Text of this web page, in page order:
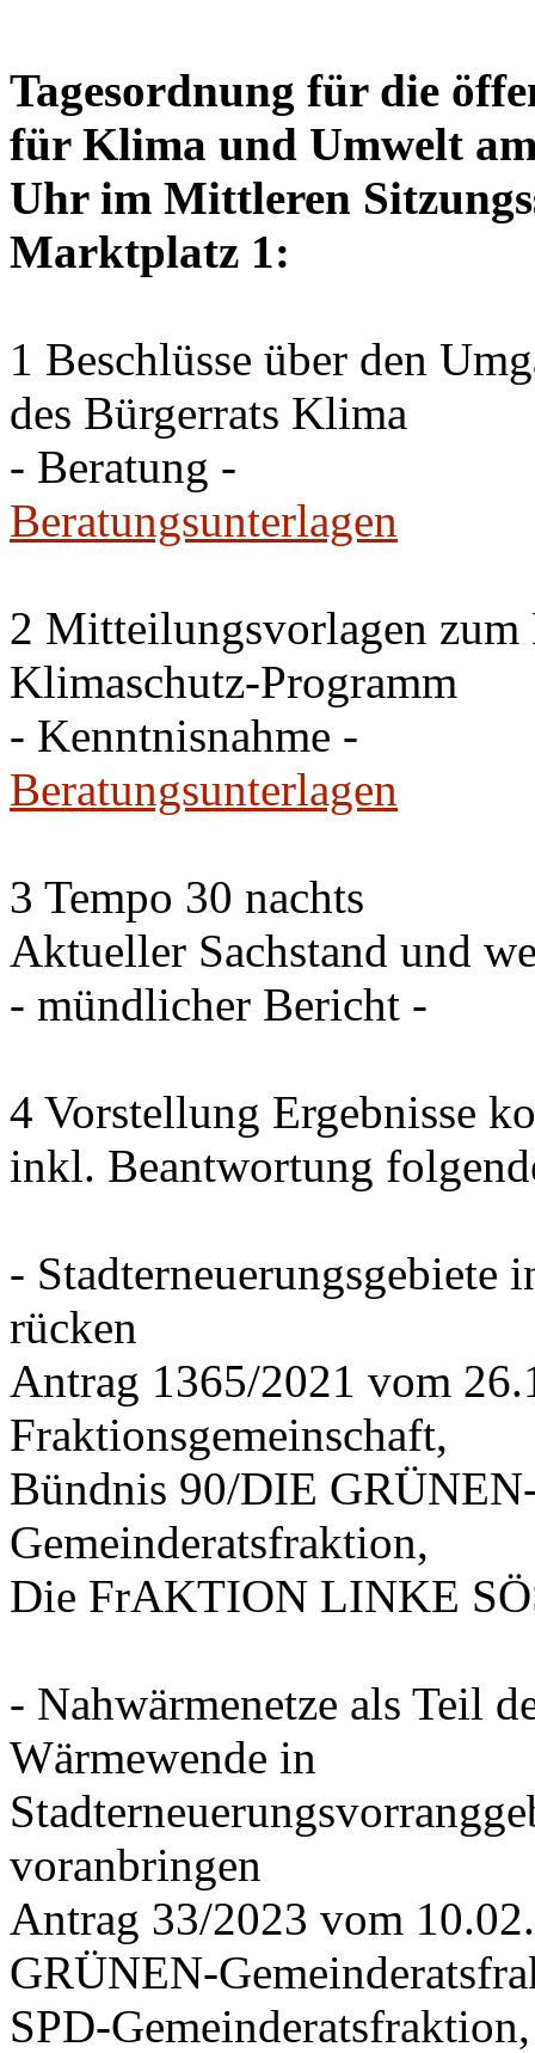
Tagesordnung für die
für Klima und Umwelt
Uhr im Mittleren
Marktplatz 1:
1 Beschlüsse über den
des Bürgerrats Klima
- Beratung -
Beratungsunterlagen
2 Mitteilungsvorlagen zum
Klimaschutz-Programm
- Kenntnisnahme -
Beratungsunterlagen
3 Tempo 30 nachts
Aktueller Sachstand und
- mündlicher Bericht -
4 Vorstellung Ergebnisse
inkl. Beantwortung
- Stadterneuerungsgebiete
rücken
Antrag 1365/2021 vom
Fraktionsgemeinschaft,
Bündnis 90/DIE
Gemeinderatsfraktion,
Die FrAKTION LINKE
- Nahwärmenetze als Teil
Wärmewende in
voranbringen
Antrag 33/2023 vom
GRÜNEN-
SPD-